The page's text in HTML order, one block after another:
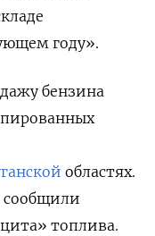
году».
бензина
областях.
сообщили
топлива.